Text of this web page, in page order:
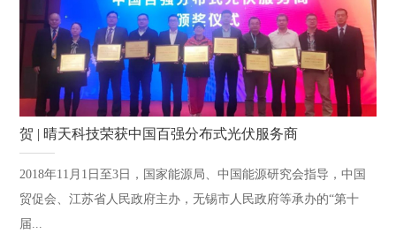
贺 | 晴天科技荣获中国百强分布式光伏服务商
2018年11月1日至3日，国家能源局、中国能源研究会指导，中国
贸促会、江苏省人民政府主办，无锡市人民政府等承办的“第十
届...